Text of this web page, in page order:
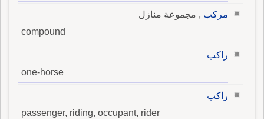
مركب , مجموعة منازل
compound
راكب
one-horse
راكب
passenger, riding, occupant, rider